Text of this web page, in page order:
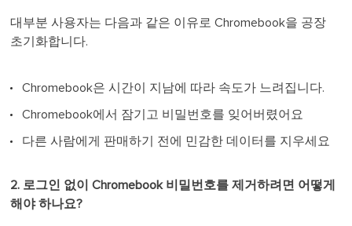
대부분 사용자는 다음과 같은 이유로 Chromebook을 공장
초기화합니다.
Chromebook은 시간이 지남에 따라 속도가 느려집니다.
Chromebook에서 잠기고 비밀번호를 잊어버렸어요
다른 사람에게 판매하기 전에 민감한 데이터를 지우세요
2. 로그인 없이 Chromebook 비밀번호를 제거하려면 어떻게
해야 하나요?